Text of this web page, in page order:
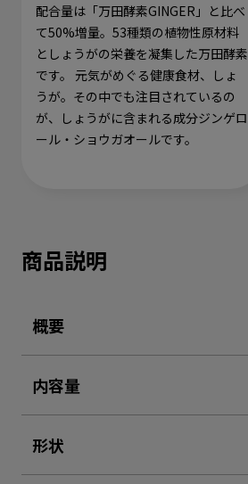
配合量は「万田酵素GINGER」と比べ
て50%増量。53種類の植物性原材料
としょうがの栄養を凝集した万田酵素
です。 元気がめぐる健康食材、しょ
うが。その中でも注目されているの
が、しょうがに含まれる成分ジンゲロ
ール・ショウガオールです。
商品説明
概要
内容量
形状